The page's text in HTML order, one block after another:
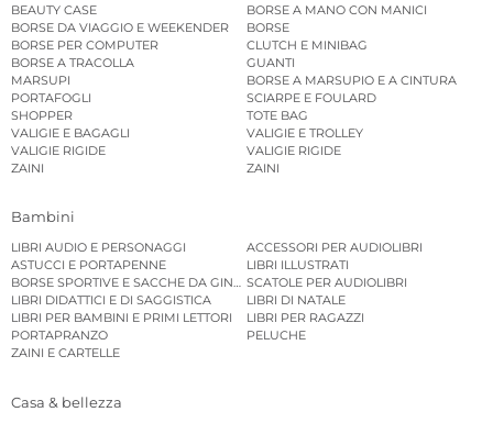
BEAUTY CASE
BORSE A MANO CON MANICI
BORSE DA VIAGGIO E WEEKENDER
BORSE
BORSE PER COMPUTER
CLUTCH E MINIBAG
BORSE A TRACOLLA
GUANTI
MARSUPI
BORSE A MARSUPIO E A CINTURA
PORTAFOGLI
SCIARPE E FOULARD
SHOPPER
TOTE BAG
VALIGIE E BAGAGLI
VALIGIE E TROLLEY
VALIGIE RIGIDE
VALIGIE RIGIDE
ZAINI
ZAINI
Bambini
LIBRI AUDIO E PERSONAGGI
ACCESSORI PER AUDIOLIBRI
ASTUCCI E PORTAPENNE
LIBRI ILLUSTRATI
BORSE SPORTIVE E SACCHE DA GINNASTICASCATOLE PER AUDIOLIBRI
LIBRI DIDATTICI E DI SAGGISTICA
LIBRI DI NATALE
LIBRI PER BAMBINI E PRIMI LETTORI
LIBRI PER RAGAZZI
PORTAPRANZO
PELUCHE
ZAINI E CARTELLE
Casa & bellezza